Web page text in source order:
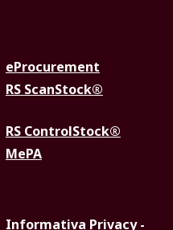
eProcurement
RS ScanStock®
RS ControlStock®
MePA
Informativa Privacy -